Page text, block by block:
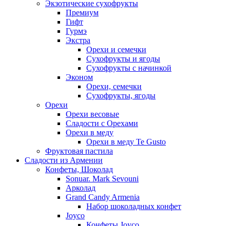
Экзотические сухофрукты
Премиум
Гифт
Гурмэ
Экстра
Орехи и семечки
Сухофрукты и ягоды
Сухофрукты с начинкой
Эконом
Орехи, семечки
Сухофрукты, ягоды
Орехи
Орехи весовые
Сладости с Орехами
Орехи в меду
Орехи в меду Te Gusto
Фруктовая пастила
Сладости из Армении
Конфеты, Шоколад
Sonuar. Mark Sevouni
Арколад
Grand Candy Armenia
Набор шоколадных конфет
Joyco